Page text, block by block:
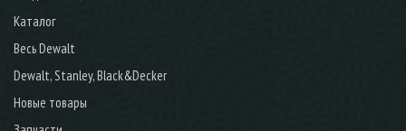
Каталог
Весь Dewalt
Dewalt, Stanley, Black&Decker
Новые товары